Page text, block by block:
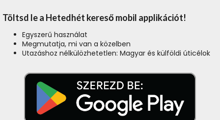
Töltsd le a Hetedhét kereső mobil applikációt!
Egyszerű használat
Megmutatja, mi van a közelben
Utazáshoz nélkülözhetetlen: Magyar és külföldi úticélok